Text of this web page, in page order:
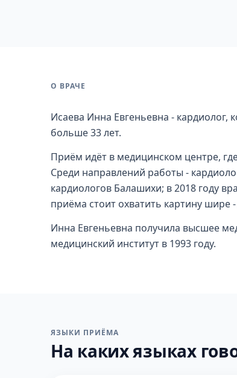
О ВРАЧЕ
Исаева Инна Евгеньевна - кардиолог,
больше 33 лет.
Приём идёт в медицинском центре,
Среди направлений работы -
кардиологов Балашихи; в 2018 году
приёма стоит охватить картину шире -
Инна Евгеньевна получила высшее
медицинский институт в 1993 году.
ЯЗЫКИ ПРИЁМА
На каких языках